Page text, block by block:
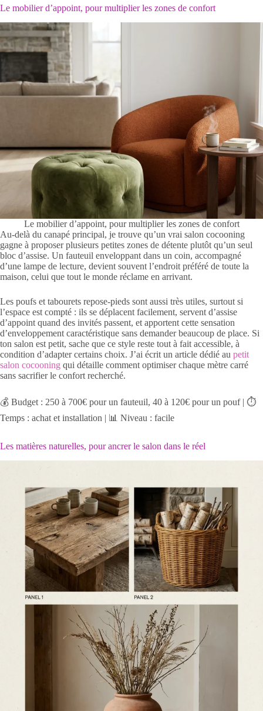
Le mobilier d’appoint, pour multiplier les zones de confort
Le mobilier d’appoint, pour multiplier les zones de confort
Au-delà du canapé principal, je trouve qu’un vrai salon cocooning
gagne à proposer plusieurs petites zones de détente plutôt qu’un seul
bloc d’assise. Un fauteuil enveloppant dans un coin, accompagné
d’une lampe de lecture, devient souvent l’endroit préféré de toute la
maison, celui que tout le monde réclame en arrivant.
Les poufs et tabourets repose-pieds sont aussi très utiles, surtout si
l’espace est compté : ils se déplacent facilement, servent d’assise
d’appoint quand des invités passent, et apportent cette sensation
d’enveloppement caractéristique sans demander beaucoup de place. Si
ton salon est petit, sache que ce style reste tout à fait accessible, à
condition d’adapter certains choix. J’ai écrit un article dédié au petit
salon cocooning qui détaille comment optimiser chaque mètre carré
sans sacrifier le confort recherché.
💰 Budget : 250 à 700€ pour un fauteuil, 40 à 120€ pour un pouf | ⏱️
Temps : achat et installation | 📊 Niveau : facile
Les matières naturelles, pour ancrer le salon dans le réel